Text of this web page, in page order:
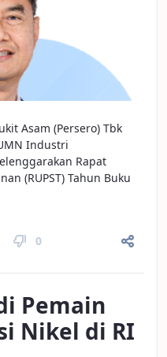
Asam (Persero) Tbk
Industri
Rapat
(RUPST) Tahun Buku
0
Pemain
Nikel di RI